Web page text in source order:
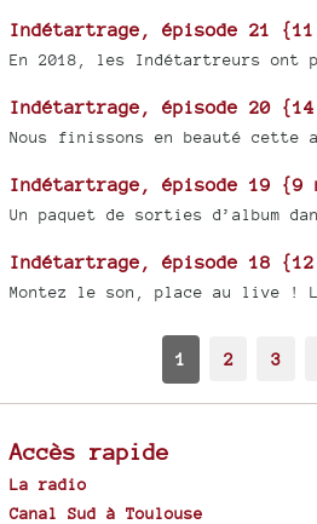
Indétartrage, épisode 21
En 2018, les Indétartreurs ont
Indétartrage, épisode 20 {14
Nous finissons en beauté cette
Indétartrage, épisode 19 {9
Un paquet de sorties d’album
Indétartrage, épisode 18
Montez le son, place au live !
1 2 3
Accès rapide
La radio
Canal Sud à Toulouse